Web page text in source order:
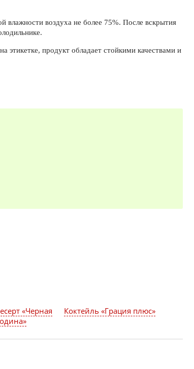
влажности воздуха не более 75%. После вскрытия
этикетке, продукт обладает стойкими качествами и
«Черная
Коктейль «Грация плюс»